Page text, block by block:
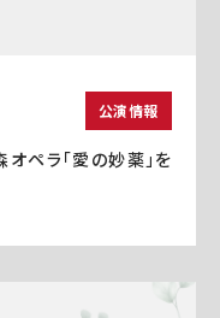
公演情報
オペラ「愛の妙薬」を